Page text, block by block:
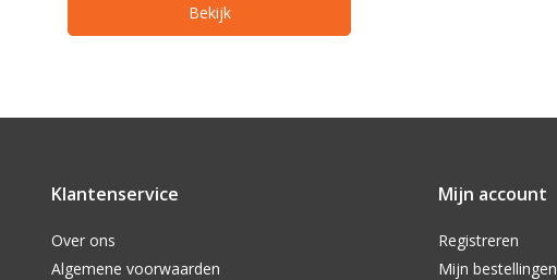
Bekijk
Klantenservice
Over ons
Algemene voorwaarden
Mijn account
Registreren
Mijn bestellingen